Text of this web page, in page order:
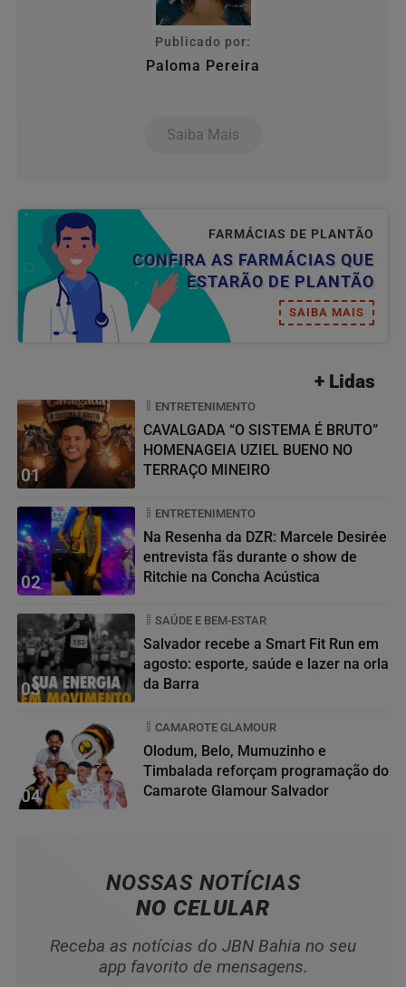
Publicado por:
Paloma Pereira
Saiba Mais
FARMÁCIAS DE PLANTÃO
CONFIRA AS FARMÁCIAS QUE
ESTARÃO DE PLANTÃO
SAIBA MAIS
+ Lidas
01
ENTRETENIMENTO
CAVALGADA “O SISTEMA É BRUTO”
HOMENAGEIA UZIEL BUENO NO
TERRAÇO MINEIRO
02
ENTRETENIMENTO
Na Resenha da DZR: Marcele Desirée
entrevista fãs durante o show de
Ritchie na Concha Acústica
03
SAÚDE E BEM-ESTAR
Salvador recebe a Smart Fit Run em
agosto: esporte, saúde e lazer na orla
da Barra
04
CAMAROTE GLAMOUR
Olodum, Belo, Mumuzinho e
Timbalada reforçam programação do
Camarote Glamour Salvador
NOSSAS NOTÍCIAS
NO CELULAR
Receba as notícias do JBN Bahia no seu
app favorito de mensagens.